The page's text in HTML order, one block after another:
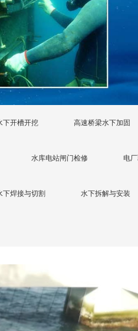
下开槽开挖 高速桥梁水下加固
水库电站闸门检修 电
下焊接与切割 水下拆解与安装